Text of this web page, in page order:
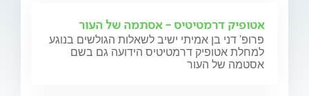
אטופיק דרמטיטיס - אסתמה של העור
פרופ' דני בן אמיתי ישיב לשאלות הגולשים בנוגע
למחלת אטופיק דרמטיטיס הידועה גם בשם
אסטמה של העור